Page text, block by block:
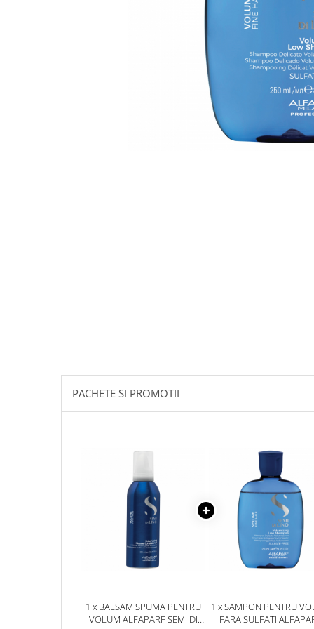
PACHETE SI PROMOTII
1 x BALSAM SPUMA PENTRU
VOLUM ALFAPARF SEMI DI
1 x SAMPON PENTRU
FARA SULFATI